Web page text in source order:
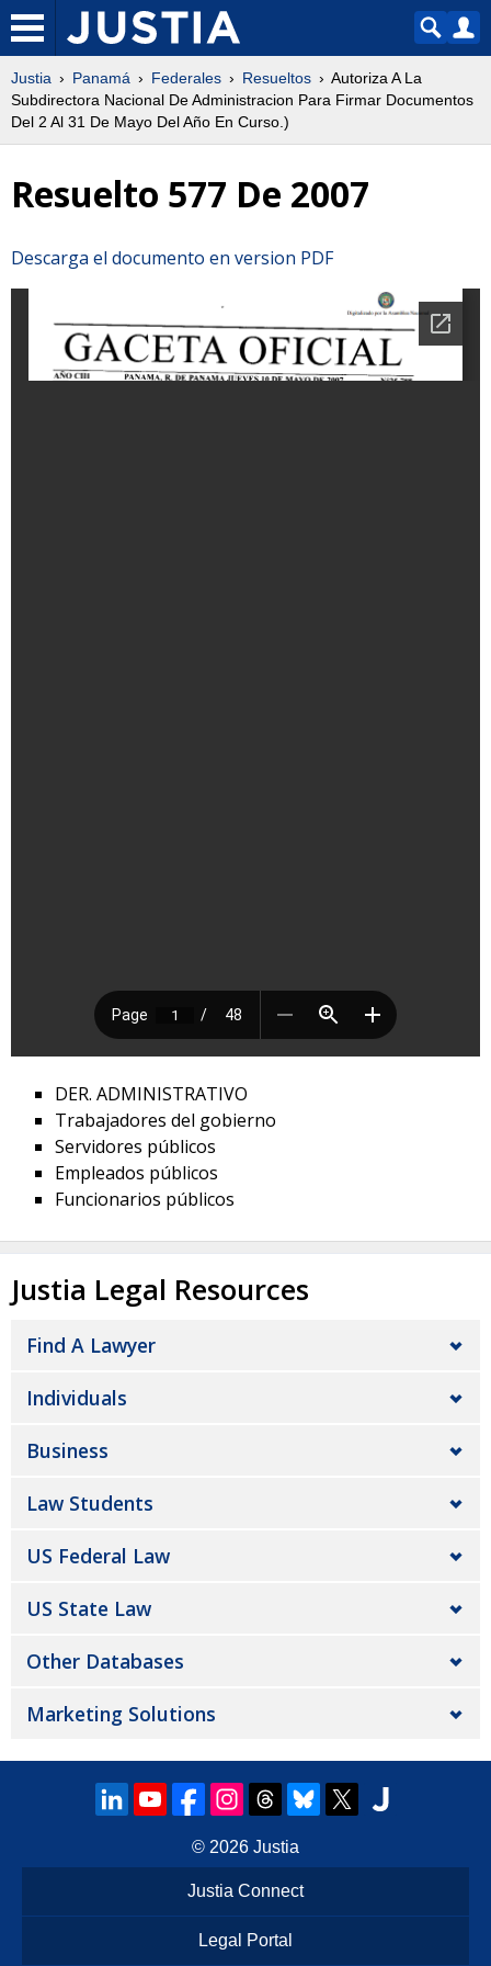
Justia Panamá Federales Resueltos
Autoriza A La
Subdirectora Nacional De Administracion Para Firmar Documentos
Del 2 Al 31 De Mayo Del Año En Curso.)
Resuelto 577 De 2007
Descarga el documento en version PDF
DER. ADMINISTRATIVO
Trabajadores del gobierno
Servidores públicos
Empleados públicos
Funcionarios públicos
Justia Legal Resources
Find A Lawyer
Individuals
Business
Law Students
US Federal Law
US State Law
Other Databases
Marketing Solutions
© 2026 Justia
Justia Connect
Legal Portal